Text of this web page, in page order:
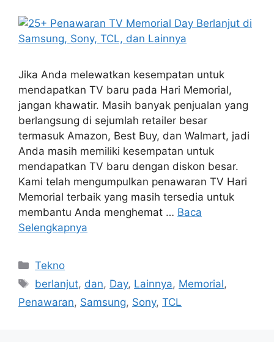
Jika Anda melewatkan kesempatan untuk
mendapatkan TV baru pada Hari Memorial,
jangan khawatir. Masih banyak penjualan yang
berlangsung di sejumlah retailer besar
termasuk Amazon, Best Buy, dan Walmart, jadi
Anda masih memiliki kesempatan untuk
mendapatkan TV baru dengan diskon besar.
Kami telah mengumpulkan penawaran TV Hari
Memorial terbaik yang masih tersedia untuk
membantu Anda menghemat … Baca
Selengkapnya
Kategori
Tekno
Tag
berlanjut, dan, Day, Lainnya, Memorial,
Penawaran, Samsung, Sony, TCL